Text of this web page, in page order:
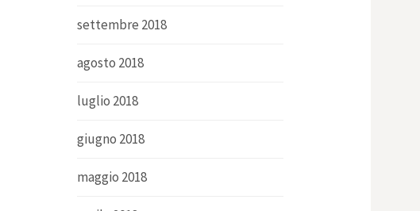
settembre 2018
agosto 2018
luglio 2018
giugno 2018
maggio 2018